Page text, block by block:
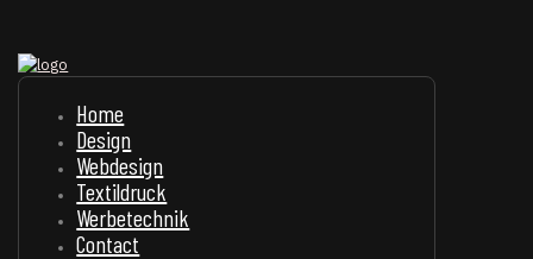
Home
Design
Webdesign
Textildruck
Werbetechnik
Contact